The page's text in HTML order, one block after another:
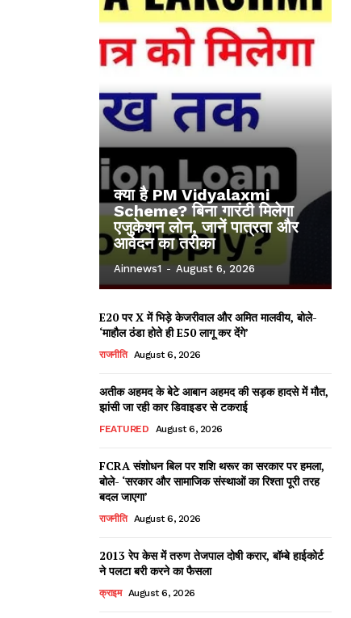
क्या है PM Vidyalaxmi
Scheme? बिना गारंटी मिलेगा
एजुकेशन लोन, जानें पात्रता और
आवेदन का तरीका
Ainnews1 - August 6, 2026
E20 पर X में भिड़े केजरीवाल और अमित मालवीय, बोले-
‘माहौल ठंडा होते ही E50 लागू कर देंगे’
राजनीति August 6, 2026
अतीक अहमद के बेटे आबान अहमद की सड़क हादसे में मौत,
झांसी जा रही कार डिवाइडर से टकराई
FEATURED August 6, 2026
FCRA संशोधन बिल पर शशि थरूर का सरकार पर हमला,
बोले- ‘सरकार और सामाजिक संस्थाओं का रिश्ता पूरी तरह
बदल जाएगा’
राजनीति August 6, 2026
2013 रेप केस में तरुण तेजपाल दोषी करार, बॉम्बे हाईकोर्ट
ने पलटा बरी करने का फैसला
क्राइम August 6, 2026